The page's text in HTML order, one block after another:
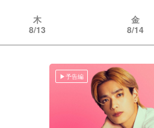
木
8/13
金
8/14
予告編